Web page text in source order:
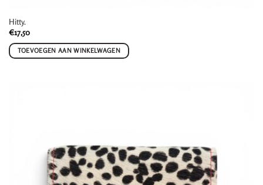
Hitty.
€17,50
TOEVOEGEN AAN WINKELWAGEN